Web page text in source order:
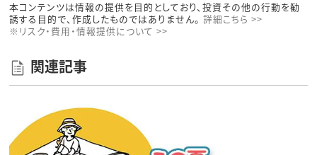
本コンテンツは情報の提供を目的としており、投資その他の行動を勧
誘する目的で、作成したものではありません。 詳細こちら >>
※リスク・費用・情報提供について >>
関連記事